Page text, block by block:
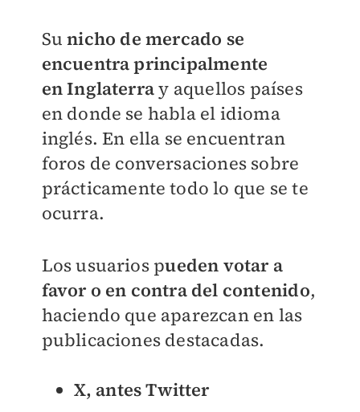
Sunicho de mercado se
encuentra principalmente
en Inglaterray aquellos países
en donde se habla el idioma
inglés. En ella se encuentran
foros de conversaciones sobre
prácticamente todo lo que se te
ocurra.
Los usuarios pueden votar a
favor o en contra del contenido,
haciendo que aparezcan en las
publicaciones destacadas.
X, antes Twitter